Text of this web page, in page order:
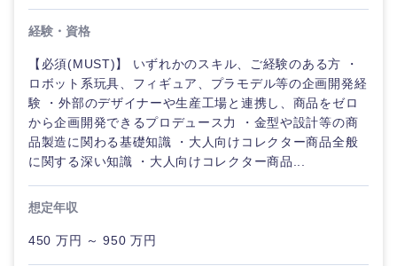
経験・資格
【必須(MUST)】 いずれかのスキル、ご経験のある方 ・
ロボット系玩具、フィギュア、プラモデル等の企画開発経
験 ・外部のデザイナーや生産工場と連携し、商品をゼロ
から企画開発できるプロデュース力 ・金型や設計等の商
品製造に関わる基礎知識 ・大人向けコレクター商品全般
に関する深い知識 ・大人向けコレクター商品...
想定年収
450 万円 ～ 950 万円